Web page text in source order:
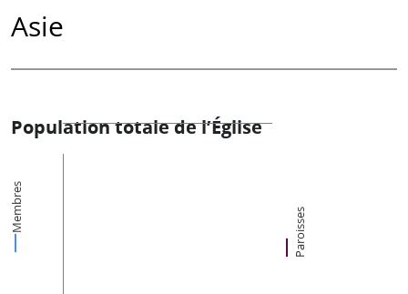
Asie
Population totale de l’Église
Membres Paroisses